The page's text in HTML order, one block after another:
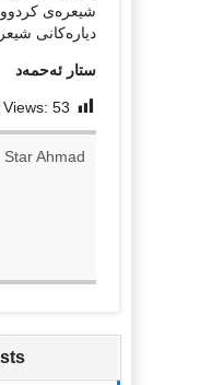
شیعرەی
دیارەکانی
ستار ئەحمەد
53
Star Ahmad